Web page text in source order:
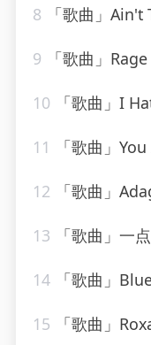
8 「歌曲」Ain't That
9 「歌曲」
10 「歌曲」I
11 「歌曲」You And Me And The
12 「歌曲」
13 「歌曲」一
14 「歌曲」
15 「歌曲」